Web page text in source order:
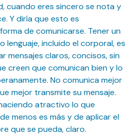
cuando eres sincero se nota y
Y diría que esto es
de comunicarse. Tener un
incluido el corporal, es
mensajes claros, concisos, sin
creen que comunican bien y lo
No comunica mejor
mejor transmite su mensaje.
atractivo lo que
menos es más y de aplicar el
que se pueda, claro.